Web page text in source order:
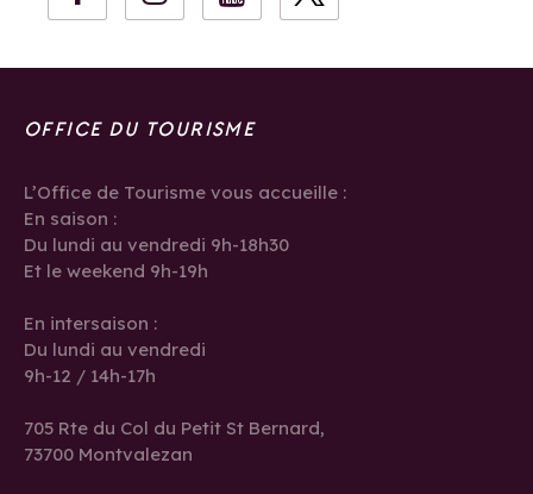
OFFICE DU TOURISME
L’Office de Tourisme vous accueille :
En saison :
Du lundi au vendredi 9h-18h30
Et le weekend 9h-19h
En intersaison :
Du lundi au vendredi
9h-12 / 14h-17h
705 Rte du Col du Petit St Bernard,
73700 Montvalezan